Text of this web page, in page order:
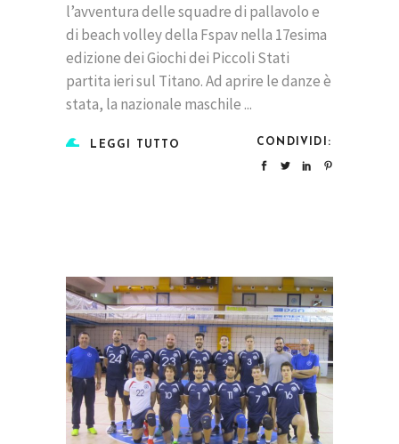
l’avventura delle squadre di pallavolo e
di beach volley della Fspav nella 17esima
edizione dei Giochi dei Piccoli Stati
partita ieri sul Titano. Ad aprire le danze è
stata, la nazionale maschile
LEGGI TUTTO CONDIVIDI: